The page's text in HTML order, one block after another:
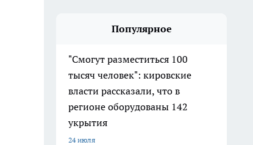
Популярное
"Смогут разместиться 100
тысяч человек": кировские
власти рассказали, что в
регионе оборудованы 142
укрытия
24 июля